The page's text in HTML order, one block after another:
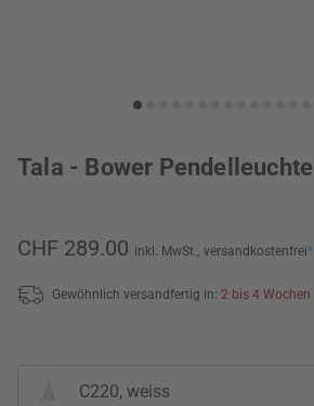
Tala - Bower Pendelleuchte
CHF 289.00 inkl. MwSt., versandkostenfrei*
Gewöhnlich versandfertig in: 2 bis 4 Wochen
C220, weiss